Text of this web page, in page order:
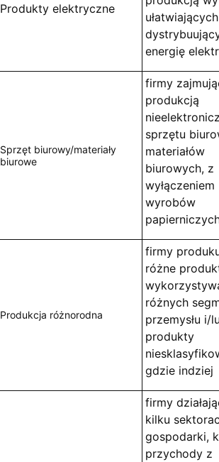
Produkty elektryczne
energię
Sprzęt biurowy/materiały
biurowe
firmy
produkcją
sprzętu
materiałów
biurowych, z
wyłączeniem
wyrobów
Produkcja różnorodna
firmy
różne
różnych
przemysłu i/
produkty
gdzie indziej
firmy
kilku
gospodarki,
przychody z